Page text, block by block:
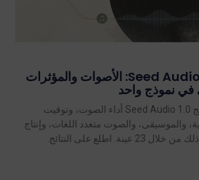
مراجعة برنامج Seed Audio 1.0: الأصوات والمؤثرات
في نموذج واحد
تستعرض مراجعتنا لبرنامج Seed Audio 1.0 أداء الصوت، وتوقيت
والموسيقى، والصوت متعدد اللغات، وإنتاج